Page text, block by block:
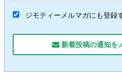
ジモティーメルマガにも登録
新着投稿の通知を